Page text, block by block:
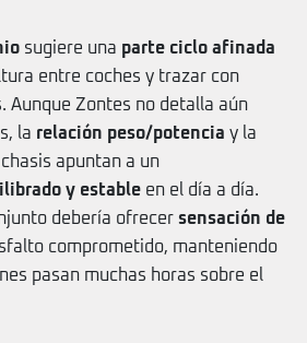
sugiere una parte ciclo afinada
entre coches y trazar con
Aunque Zontes no detalla aún
la relación peso/potencia y la
apuntan a un
y estable en el día a día.
debería ofrecer sensación de
comprometido, manteniendo
pasan muchas horas sobre el